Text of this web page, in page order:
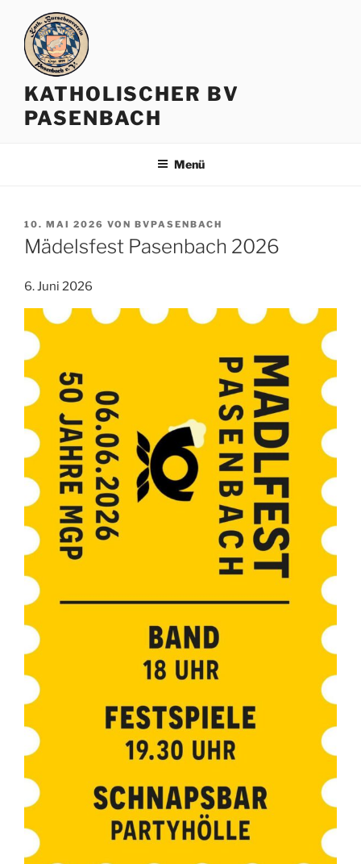
Inhalt
springen
KATHOLISCHER BV
PASENBACH
Menü
VERÖFFENTLICHT
AM
10. MAI 2026 VON BVPASENBACH
Mädelsfest Pasenbach 2026
6. Juni 2026